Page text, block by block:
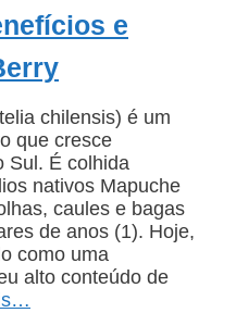
e
chilensis) é um
que cresce
Sul. É colhida
nativos Mapuche
caules e bagas
de anos (1). Hoje,
como uma
alto conteúdo de